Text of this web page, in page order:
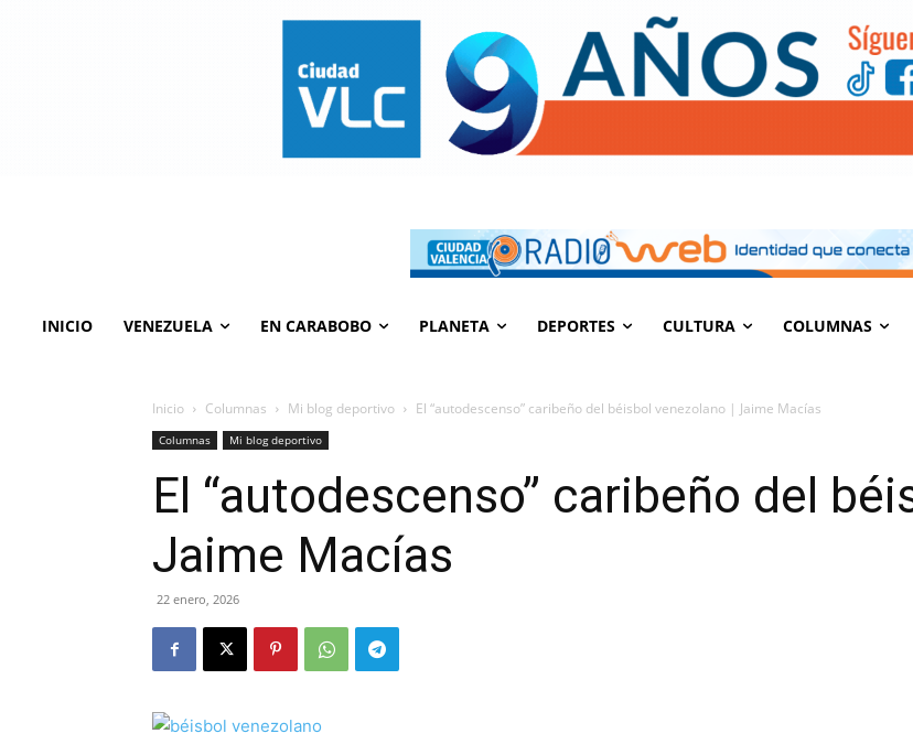
INICIO VENEZUELA EN CARABOBO PLANETA DEPORTES CULTURA COLUMNAS
Inicio Columnas Mi blog deportivo El “autodescenso” caribeño del béisbol venezolano | Jaime Macías
Columnas Mi blog deportivo
El “autodescenso” caribeño del
Jaime Macías
22 enero, 2026